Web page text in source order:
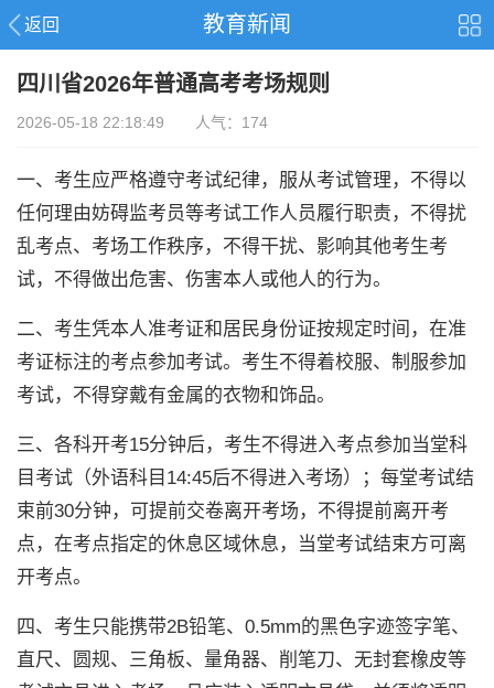
返回 教育新闻
四川省2026年普通高考考场规则
2026-05-18 22:18:49 人气：174
一、考生应严格遵守考试纪律，服从考试管理，不得以
任何理由妨碍监考员等考试工作人员履行职责，不得扰
乱考点、考场工作秩序，不得干扰、影响其他考生考
试，不得做出危害、伤害本人或他人的行为。
二、考生凭本人准考证和居民身份证按规定时间，在准
考证标注的考点参加考试。考生不得着校服、制服参加
考试，不得穿戴有金属的衣物和饰品。
三、各科开考15分钟后，考生不得进入考点参加当堂科
目考试（外语科目14:45后不得进入考场）；每堂考试结
束前30分钟，可提前交卷离开考场，不得提前离开考
点，在考点指定的休息区域休息，当堂考试结束方可离
开考点。
四、考生只能携带2B铅笔、0.5mm的黑色字迹签字笔、
直尺、圆规、三角板、量角器、削笔刀、无封套橡皮等